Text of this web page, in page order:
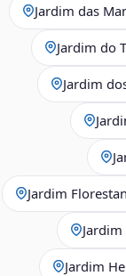
Jardim das
Jardim do
Jardim
Jardim
Jardim